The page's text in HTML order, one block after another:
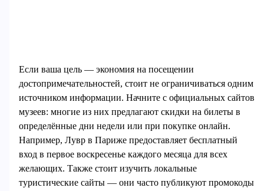
Если ваша цель — экономия на посещении
достопримечательностей, стоит не ограничиваться одним
источником информации. Начните с официальных сайтов
музеев: многие из них предлагают скидки на билеты в
определённые дни недели или при покупке онлайн.
Например, Лувр в Париже предоставляет бесплатный
вход в первое воскресенье каждого месяца для всех
желающих. Также стоит изучить локальные
туристические сайты — они часто публикуют промокоды